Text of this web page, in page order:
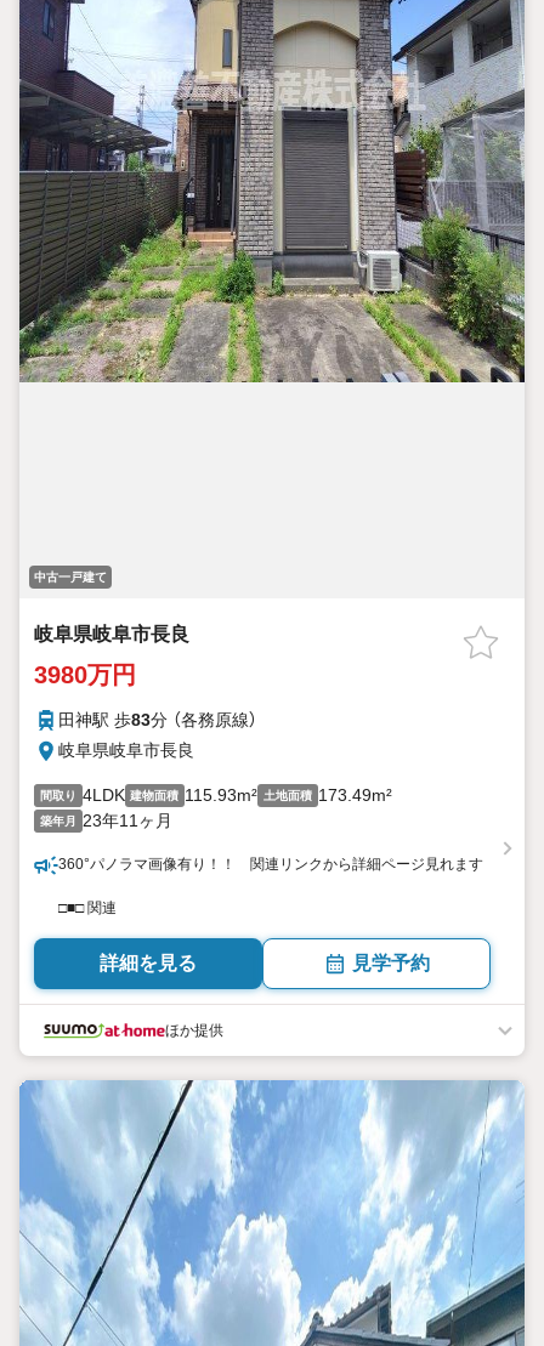
中古一戸建て
岐阜県岐阜市長良
3980万円
田神駅 歩83分 （各務原線）
岐阜県岐阜市長良
間取り 4LDK 建物面積 115.93m² 土地面積 173.49m²
築年月 23年11ヶ月
360°パノラマ画像有り！！ 関連リンクから詳細ページ見れます
□■□ 関連
詳細を見る 見学予約
ほか提供